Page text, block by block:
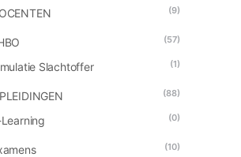
(9)
(57)
Slachtoffer (1)
(88)
(0)
(10)